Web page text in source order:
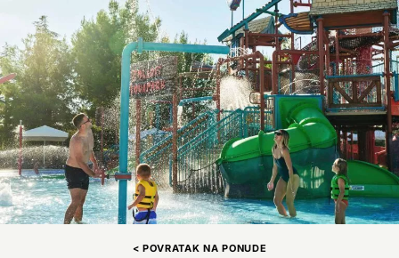
< POVRATAK NA PONUDE